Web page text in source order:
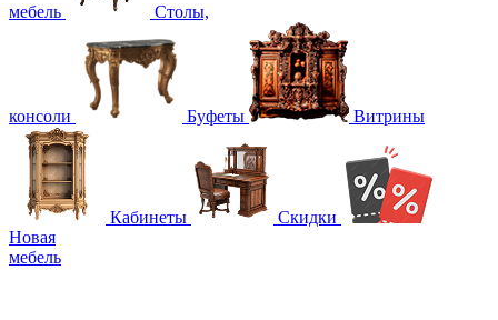
мебель Столы,
консоли Буфеты Витрины
Кабинеты
Скидки
Новая
мебель